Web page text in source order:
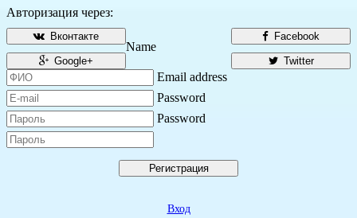
Авторизация через:
Facebook
Вконтакте
Twitter
Google+
Name
Email address
Password
Password
Регистрация
Вход